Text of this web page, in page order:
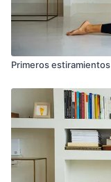
Primeros estiramientos